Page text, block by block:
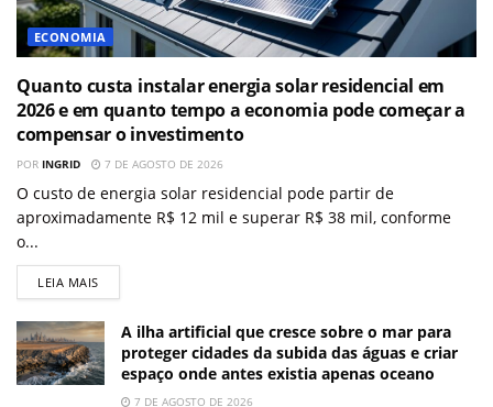
ECONOMIA
Quanto custa instalar energia solar residencial em
2026 e em quanto tempo a economia pode começar a
compensar o investimento
POR INGRID 7 DE AGOSTO DE 2026
O custo de energia solar residencial pode partir de
aproximadamente R$ 12 mil e superar R$ 38 mil, conforme
o...
LEIA MAIS
A ilha artificial que cresce sobre o mar para
proteger cidades da subida das águas e criar
espaço onde antes existia apenas oceano
7 DE AGOSTO DE 2026